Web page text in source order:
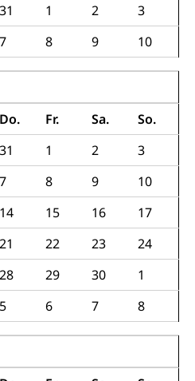
31 1 2
3
7 8 9 10
Do. Fr. Sa.
So.
31 1 2
3
7 8 9
10
14 15 16
17
21 22 23
24
28 29 30
1
5 6 7 8
und Pyrotechnik
Zivildienst ZIVI
(WAS Luzern)
und Mann
Mobbing